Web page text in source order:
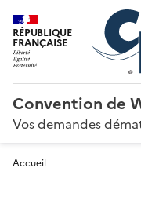
RÉPUBLIQUE
FRANÇAISE
Convention de
Vos demandes
Accueil